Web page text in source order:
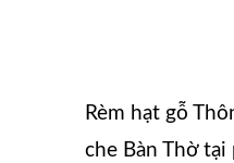
Rèm hạt gỗ
che Bàn Thờ tại